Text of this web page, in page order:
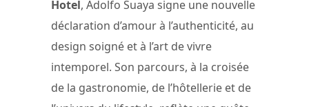
Hotel, Adolfo Suaya signe une nouvelle
déclaration d’amour à l’authenticité, au
design soigné et à l’art de vivre
intemporel. Son parcours, à la croisée
de la gastronomie, de l’hôtellerie et de